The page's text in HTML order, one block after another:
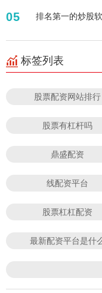
05 排名第一的炒股
标签列表
股票配资网站排行
股票有杠杆吗
鼎盛配资
线配资平台
股票杠杠配资
最新配资平台是什